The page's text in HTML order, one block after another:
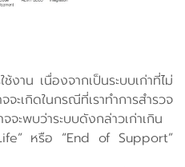
งาน เนื่องจากเป็นระบบเก่าที่ไม่
เกิดในกรณีที่เราทำการสำรวจ
จะพบว่าระบบดังกล่าวเก่าเกิน
หรือ “End of Support”